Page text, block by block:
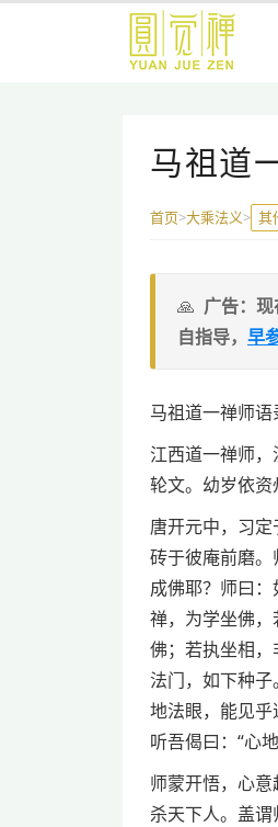
马祖道
首页>大乘法义> 其
广告：
自指导， 早
马祖道一禅师语
江西道一禅师
轮文。幼岁依资
唐开元中，习
砖于彼庵前磨
成佛耶？师曰
禅，为学坐佛
佛；若执坐相
法门，如下种
地法眼，能见乎
听吾偈曰：“心
师蒙开悟，心
杀天下人。盖